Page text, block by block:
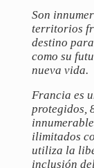
Son
territorios
destino
como su
nueva vida.
Francia es
protegidos,
ilimitados
utiliza la
inclusión